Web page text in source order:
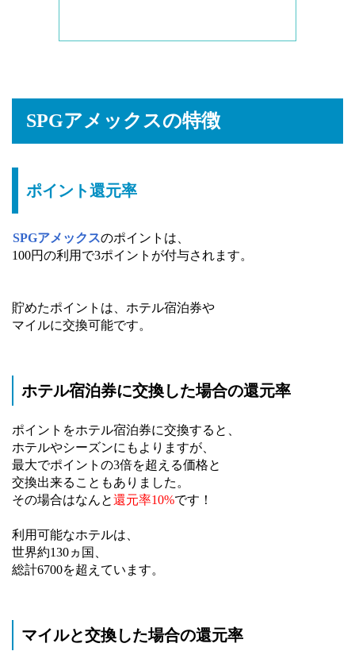
SPGアメックスの特徴
ポイント還元率
SPGアメックスのポイントは、
100円の利用で3ポイントが付与されます。
貯めたポイントは、ホテル宿泊券や
マイルに交換可能です。
ホテル宿泊券に交換した場合の還元率
ポイントをホテル宿泊券に交換すると、
ホテルやシーズンにもよりますが、
最大でポイントの3倍を超える価格と
交換出来ることもありました。
その場合はなんと還元率10%です！
利用可能なホテルは、
世界約130ヵ国、
総計6700を超えています。
マイルと交換した場合の還元率